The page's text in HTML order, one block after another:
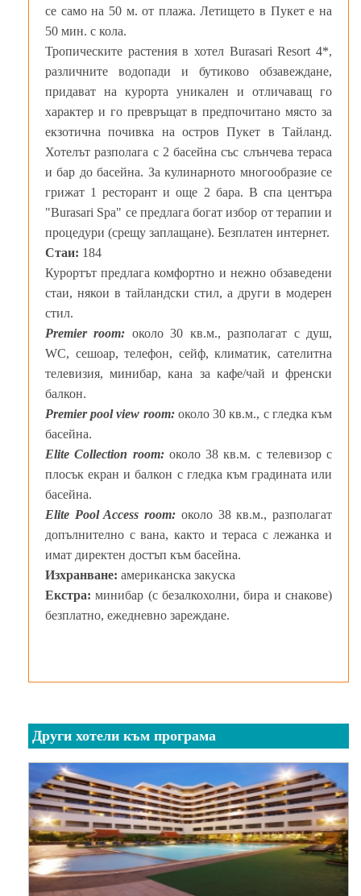
се само на 50 м. от плажа. Летището в Пукет е на
50 мин. с кола.
Тропическите растения в хотел Burasari Resort 4*,
различните водопади и бутиково обзавеждане,
придават на курорта уникален и отличаващ го
характер и го превръщат в предпочитано място за
екзотична почивка на остров Пукет в Тайланд.
Хотелът разполага с 2 басейна със слънчева тераса
и бар до басейна. За кулинарното многообразие се
грижат 1 ресторант и още 2 бара. В спа центъра
"Burasari Spa" се предлага богат избор от терапии и
процедури (срещу заплащане). Безплатен интернет.
Стаи: 184
Курортът предлага комфортно и нежно обзаведени
стаи, някои в тайландски стил, а други в модерен
стил.
Premier room: около 30 кв.м., разполагат с душ,
WC, сешоар, телефон, сейф, климатик, сателитна
телевизия, минибар, кана за кафе/чай и френски
балкон.
Premier pool view room: около 30 кв.м., с гледка към
басейна.
Elite Collection room: около 38 кв.м. с телевизор с
плосък екран и балкон с гледка към градината или
басейна.
Elite Pool Access room: около 38 кв.м., разполагат
допълнително с вана, както и тераса с лежанка и
имат директен достъп към басейна.
Изхранване: американска закуска
Екстра: минибар (с безалкохолни, бира и снакове)
безплатно, ежедневно зареждане.
Други хотели към програма